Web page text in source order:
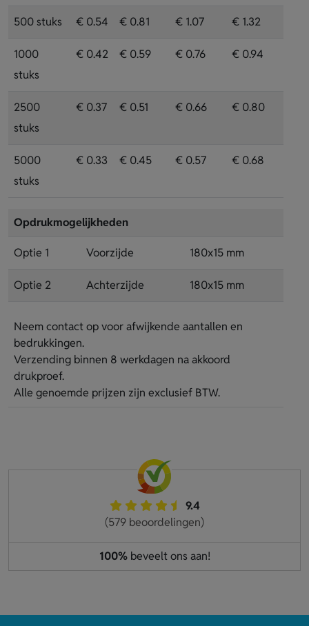
500 stuks € 0.54 € 0.81 € 1.07 € 1.32
1000
stuks
€ 0.42 € 0.59 € 0.76 € 0.94
2500
stuks
€ 0.37 € 0.51 € 0.66 € 0.80
5000
stuks
€ 0.33 € 0.45 € 0.57 € 0.68
Opdrukmogelijkheden
Optie 1 Voorzijde 180x15 mm
Optie 2 Achterzijde 180x15 mm
Neem contact op voor afwijkende aantallen en
bedrukkingen.
Verzending binnen 8 werkdagen na akkoord
drukproef.
Alle genoemde prijzen zijn exclusief BTW.
9.4
(579 beoordelingen)
100%beveelt ons aan!